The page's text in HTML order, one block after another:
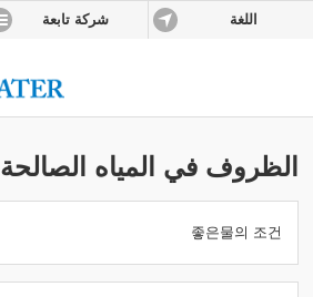
شركة تابعة اللغة
الظروف في المياه الصالحة
좋은물의 조건